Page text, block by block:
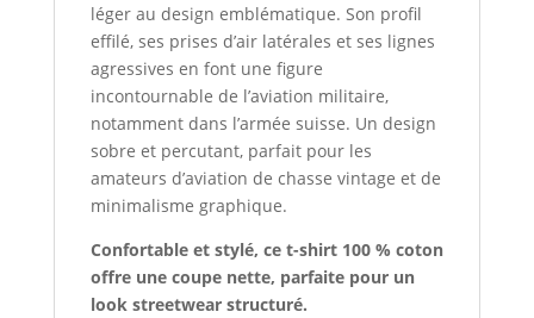
léger au design emblématique. Son profil
effilé, ses prises d’air latérales et ses lignes
agressives en font une figure
incontournable de l’aviation militaire,
notamment dans l’armée suisse. Un design
sobre et percutant, parfait pour les
amateurs d’aviation de chasse vintage et de
minimalisme graphique.
Confortable et stylé, ce t-shirt 100 % coton
offre une coupe nette, parfaite pour un
look streetwear structuré.